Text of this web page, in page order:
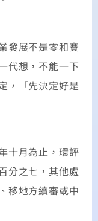
展不是零和賽
代想，不能一下
，「先決定好是
月為止，環評
分之七，其他處
移地方續審或中